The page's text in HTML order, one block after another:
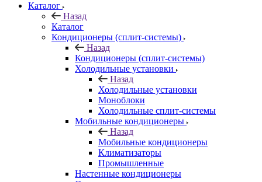
Каталог
Назад
Каталог
Кондиционеры (сплит-системы)
Назад
Кондиционеры (сплит-системы)
Холодильные установки
Назад
Холодильные установки
Моноблоки
Холодильные сплит-системы
Мобильные кондиционеры
Назад
Мобильные кондиционеры
Климатизаторы
Промышленные
Настенные кондиционеры